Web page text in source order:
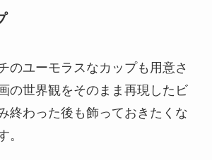
のユーモラスなカップも用意さ
の世界観をそのまま再現したビ
終わった後も飾っておきたくな
。